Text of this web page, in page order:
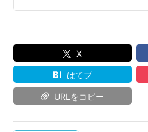
X
はてブ
URLをコピー